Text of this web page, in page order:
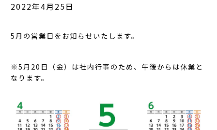
2022年4月25日
5月の営業日をお知らせいたします。
※5月20日（金）は社内行事のため、午後からは休業と
なります。